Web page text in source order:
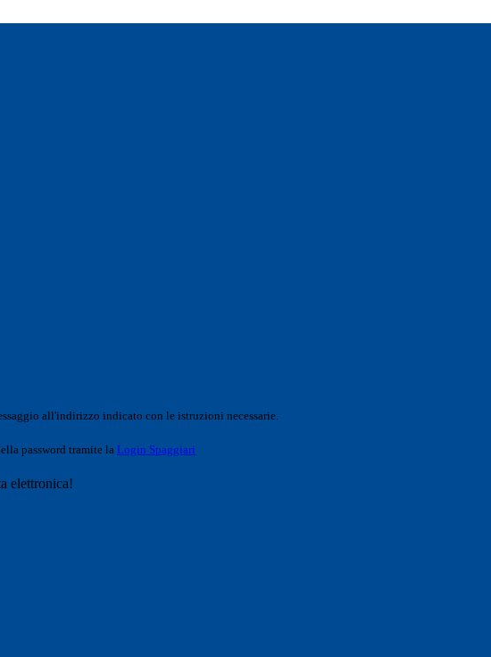
all'indirizzo indicato con le istruzioni necessarie.
password tramite la Login Spaggiari
elettronica!